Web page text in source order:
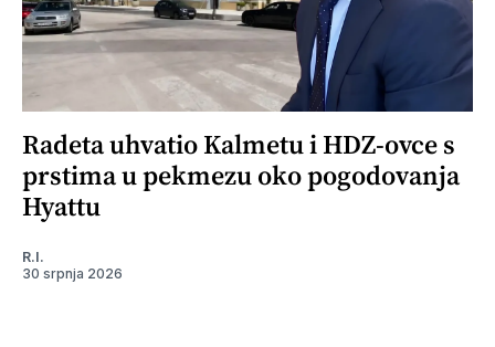
Radeta uhvatio Kalmetu i HDZ-ovce s
prstima u pekmezu oko pogodovanja
Hyattu
R.I.
30 srpnja 2026